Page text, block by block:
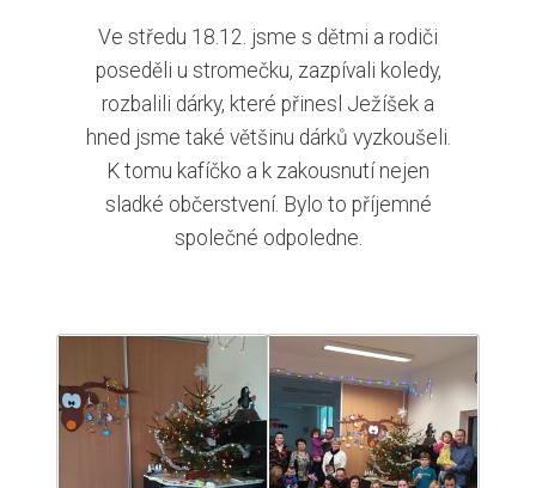
Ve středu 18.12. jsme s dětmi a rodiči
poseděli u stromečku, zazpívali koledy,
rozbalili dárky, které přinesl Ježíšek a
hned jsme také většinu dárků vyzkoušeli.
K tomu kafíčko a k zakousnutí nejen
sladké občerstvení. Bylo to příjemné
společné odpoledne.